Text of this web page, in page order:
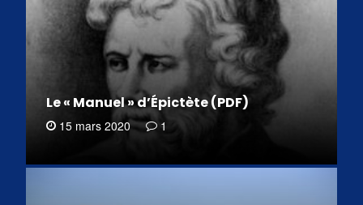
Le « Manuel » d’Épictète (PDF)
15 mars 2020 1